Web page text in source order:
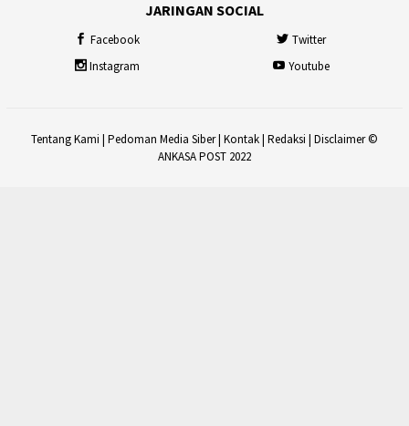
JARINGAN SOCIAL
Facebook
Twitter
Instagram
Youtube
Tentang Kami | Pedoman Media Siber| Kontak| Redaksi | Disclaimer©
ANKASA POST 2022